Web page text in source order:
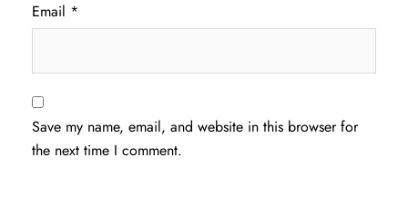
Email *
Save my name, email, and website in this browser for
the next time I comment.